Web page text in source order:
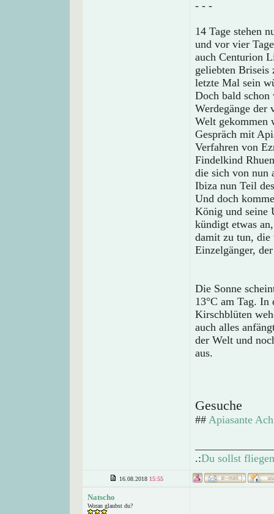
- - -
14 Tage stehen
und vor vier
auch Centurion
geliebten Briseis
letzte Mal sein
Doch bald
Werdegänge der
Welt gekommen
Gespräch mit
Verfahren von
Findelkind
die sich von nun
Ibiza nun Teil
Und doch
König und seine
kündigt etwas
damit zu tun, die
Einzelgänger,
Die Sonne
13°C am Tag.
Kirschblüten
auch alles
der Welt und
aus.
Gesuche
## Apiasante
.:Du sollst
16.08.2018 15:55
Natscho
Woran glaubst du?